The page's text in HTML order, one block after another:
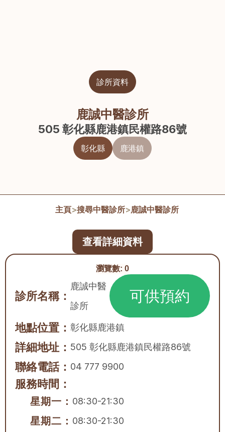
診所資料
鹿誠中醫診所
505 彰化縣鹿港鎮民權路86號
彰化縣 鹿港鎮
主頁>搜尋中醫診所>鹿誠中醫診所
瀏覽數: 0
診所名稱：
鹿誠中醫
診所
可供預約
地點位置： 彰化縣鹿港鎮
詳細地址： 505 彰化縣鹿港鎮民權路86號
聯絡電話： 04 777 9900
服務時間：
星期一： 08:30-21:30
星期二： 08:30-21:30
查看詳細資料